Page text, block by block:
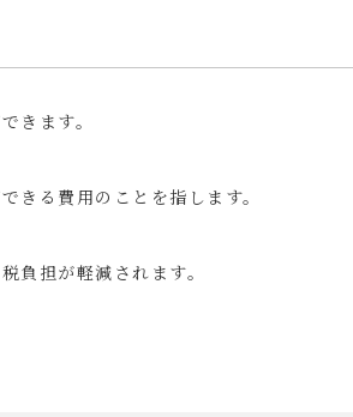
きます。
きる費用のことを指します。
負担が軽減されます。